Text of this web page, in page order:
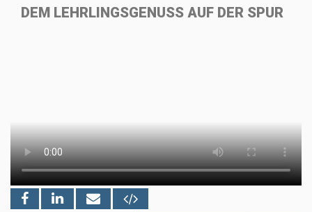
DEM LEHRLINGSGENUSS AUF DER SPUR